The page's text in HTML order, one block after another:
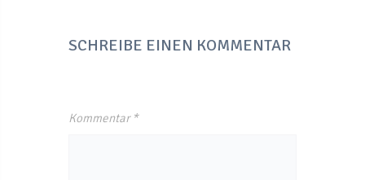
SCHREIBE EINEN KOMMENTAR
Kommentar *